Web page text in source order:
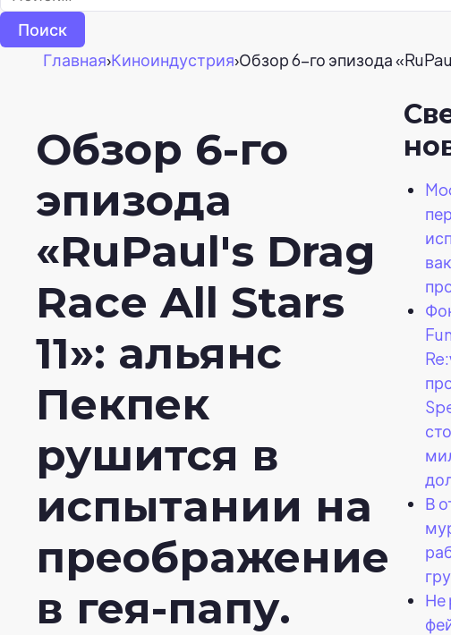
Главная›Киноиндустрия›Обзор 6-го эпизода
Обзор 6-го
эпизода
«RuPaul's Drag
Race All Stars
11»: альянс
Пекпек
рушится в
испытании на
преображение
в гея-папу.
В
Не